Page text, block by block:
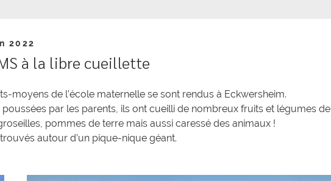
2022
à la libre cueillette
moyens de l’école maternelle se sont rendus à Eckwersheim.
par les parents, ils ont cueilli de nombreux fruits et légumes de
pommes de terre mais aussi caressé des animaux !
autour d’un pique-nique géant.